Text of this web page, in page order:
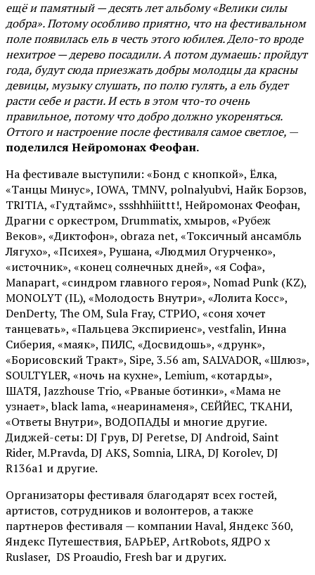
ещё и памятный — десять лет альбому «Велики силы
добра». Потому особливо приятно, что на фестивальном
поле появилась ель в честь этого юбилея. Дело-то вроде
нехитрое — дерево посадили. А потом думаешь: пройдут
года, будут сюда приезжать добры молодцы да красны
девицы, музыку слушать, по полю гулять, а ель будет
расти себе и расти. И есть в этом что-то очень
правильное, потому что добро должно укореняться.
Оттого и настроение после фестиваля самое светлое, —
поделился Нейромонах Феофан.
На фестивале выступили: «Бонд с кнопкой», Ёлка,
«Танцы Минус», IOWA, TMNV, polnalyubvi, Найк Борзов,
TRITIA, «Гудтаймс», ssshhhiiittt!, Нейромонах Феофан,
Драгни с оркестром, Drummatix, хмыров, «Рубеж
Веков», «Диктофон», obraza net, «Токсичный ансамбль
Лягухо», «Психея», Рушана, «Людмил Огурченко»,
«источник», «конец солнечных дней», «я Софа»,
Manapart, «синдром главного героя», Nomad Punk (KZ),
MONOLYT (IL), «Молодость Внутри», «Лолита Косс»,
DenDerty, The OM, Sula Fray, СТРИО, «соня хочет
танцевать», «Пальцева Экспириенс», vestfalin, Инна
Сиберия, «маяк», ПИЛС, «Досвидошь», «друнк»,
«Борисовский Тракт», Sipe, 3.56 am, SALVADOR, «Шлюз»,
SOULTYLER, «ночь на кухне», Lemium, «котарды»,
ШАТЯ, Jazzhouse Trio, «Рваные ботинки», «Мама не
узнает», black lama, «неаринаменя», СЕЙЙЕС, ТКАНИ,
«Ответы Внутри», ВОДОПАДЫ и многие другие.
Диджей-сеты: DJ Грув, DJ Peretse, DJ Android, Saint
Rider, М.Pravda, DJ AKS, Somnia, LIRA, DJ Korolev, DJ
R136a1 и другие.
Организаторы фестиваля благодарят всех гостей,
артистов, сотрудников и волонтеров, а также
партнеров фестиваля — компании Haval, Яндекс 360,
Яндекс Путешествия, БАРЬЕР, ArtRobots, ЯДРО х
Ruslaser, DS Proaudio, Fresh bar и других.